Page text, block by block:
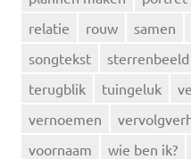
relatie
rouw samen
songtekst
sterrenbeeld
terugblik
tuingeluk
vernoemen
voornaam
wie ben ik?